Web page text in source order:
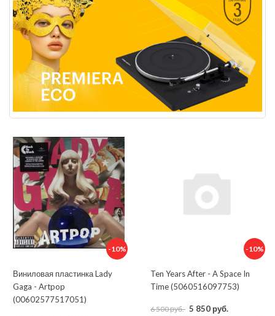
-10%
Виниловая пластинка Lady
Gaga - Artpop
(00602577517051)
-10%
Ten Years After - A Space In
Time (5060516097753)
6 500 руб. 5 850 руб.